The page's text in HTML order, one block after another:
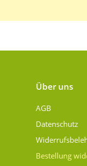
Über uns
AGB
Datenschutz
Bestellung